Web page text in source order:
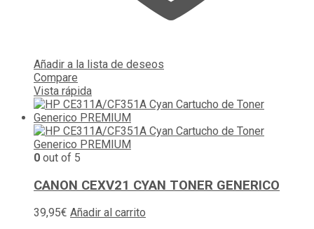
Añadir a la lista de deseos
Compare
Vista rápida
0 out of 5
CANON CEXV21 CYAN TONER GENERICO
39,95€ Añadir al carrito